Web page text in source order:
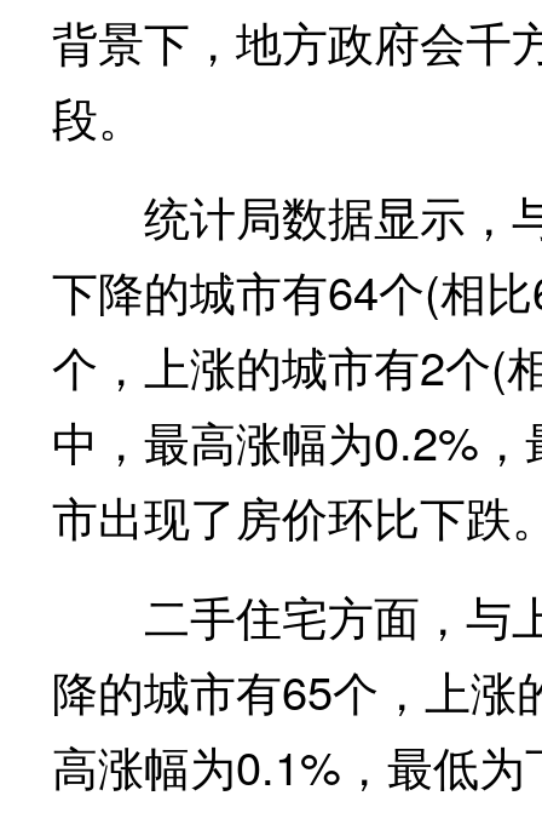
背景下，地方政府会千
段。
统计局数据显示，
下降的城市有64个(相
个，上涨的城市有2个(
中，最高涨幅为0.2%
市出现了房价环比下跌
二手住宅方面，与
降的城市有65个，上涨
高涨幅为0.1%，最低